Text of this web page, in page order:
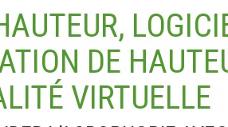
DE
VIRTUELLE